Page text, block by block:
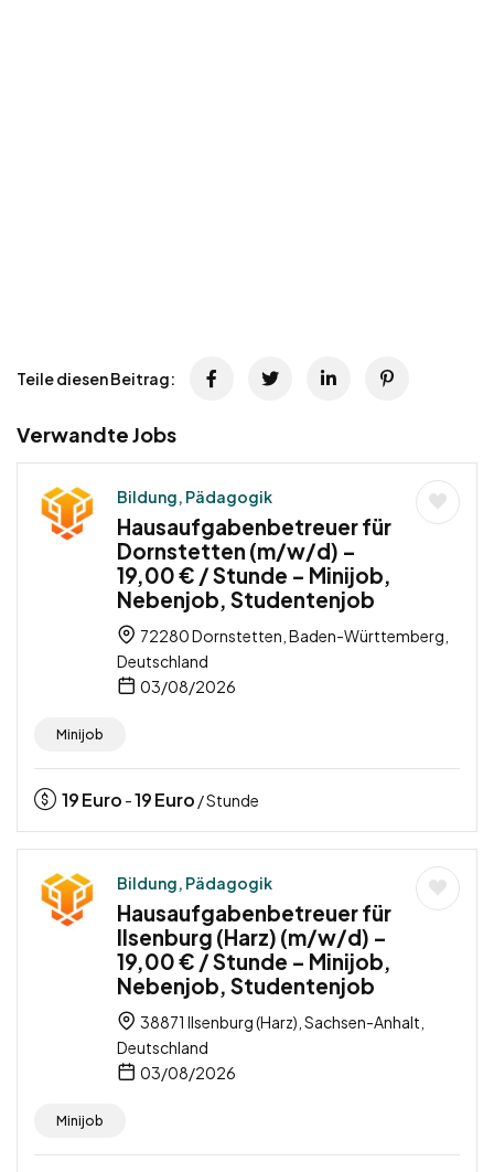
Teile diesen Beitrag:
Verwandte Jobs
Bildung, Pädagogik
Hausaufgabenbetreuer für
Dornstetten (m/w/d) –
19,00 € / Stunde – Minijob,
Nebenjob, Studentenjob
72280 Dornstetten, Baden-Württemberg,
Deutschland
03/08/2026
Minijob
19Euro -19Euro / Stunde
Bildung, Pädagogik
Hausaufgabenbetreuer für
Ilsenburg (Harz) (m/w/d) –
19,00 € / Stunde – Minijob,
Nebenjob, Studentenjob
38871 Ilsenburg (Harz), Sachsen-Anhalt,
Deutschland
03/08/2026
Minijob